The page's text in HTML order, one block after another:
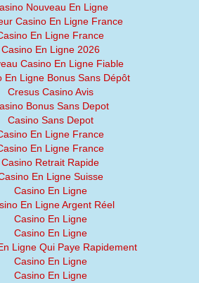
Nouveau En Ligne
Casino En Ligne France
En Ligne France
Casino En Ligne 2026
Casino En Ligne Fiable
En Ligne Bonus Sans Dépôt
Cresus Casino Avis
Bonus Sans Depot
Casino Sans Depot
En Ligne France
En Ligne France
Casino Retrait Rapide
En Ligne Suisse
Casino En Ligne
En Ligne Argent Réel
Casino En Ligne
Casino En Ligne
Ligne Qui Paye Rapidement
Casino En Ligne
Casino En Ligne